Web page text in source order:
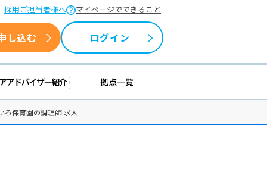
採用ご担当者様へ マイページでできること
し込む ログイン
情報 キャリアアドバイザー紹介拠点一覧
ろ保育園の調理師 求人